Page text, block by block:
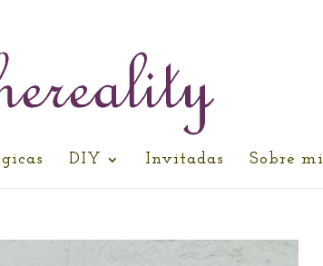
DIY Invitadas Sobre mi